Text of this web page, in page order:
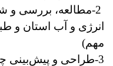
2-مطالعه، بررسی و
انرژی و آب استان و
مهم)
3-طراحی و پیش‌بینی